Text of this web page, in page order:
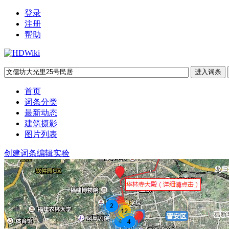
登录
注册
帮助
首页
词条分类
最新动态
建筑摄影
图片列表
创建词条编辑实验